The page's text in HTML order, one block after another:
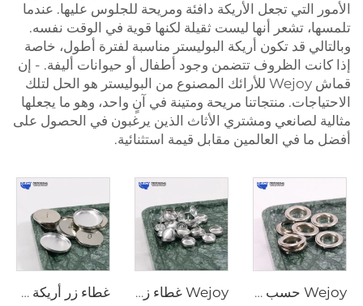
الأمور التي تجعل الأريكة دافئة ومريحة للجلوس عليها. عندما
تلمسها، تشعر أنها ليست ثقيلة لكنها قوية في الوقت نفسه.
وبالتالي قد تكون أريكة البوليستر مناسبة لفترة أطول، خاصة
إذا كانت الظروف تتضمن وجود أطفال أو حيوانات أليفة. - إن
قماش Wejoy للأرائك المصنوع من البوليستر هو الحل لتلك
الاحتياجات. منتجاتنا مريحة ومتينة في آنٍ واحد، وهو ما يجعلها
مثالية لصانعي ومشتري الأثاث الذين يرغبون في الحصول على
أفضل ما في العالمين مقابل قيمة استثنائية.
Wejoy حسب المقاس المخصص قطع معدنية أثاث مغطى خلفية مسطحة ساق معدنية زر كروي دائري مغطى زر ضغط Wejoy غطاء زر دائري ديكور مفيد موجز قماش تنجيد بالجملة غطاء زر ألمونيوم غطاء زر أريكة من هاردوير الأثاث العصري من وي جوي، وزر مغطى مقاوم للماء مع حافة محيطة